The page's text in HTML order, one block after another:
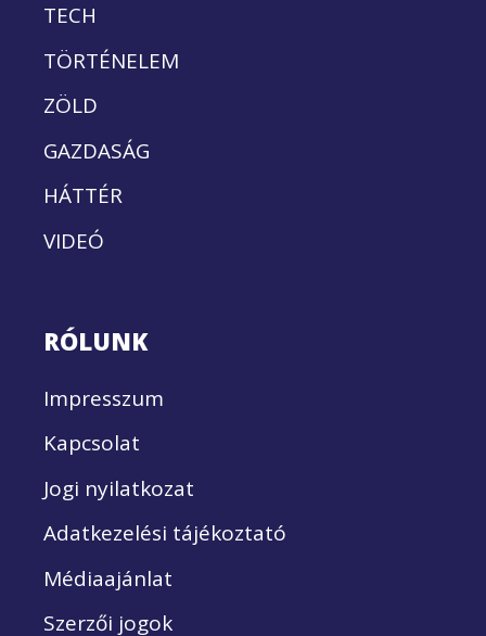
TECH
TÖRTÉNELEM
ZÖLD
GAZDASÁG
HÁTTÉR
VIDEÓ
RÓLUNK
Impresszum
Kapcsolat
Jogi nyilatkozat
Adatkezelési tájékoztató
Médiaajánlat
Szerzői jogok